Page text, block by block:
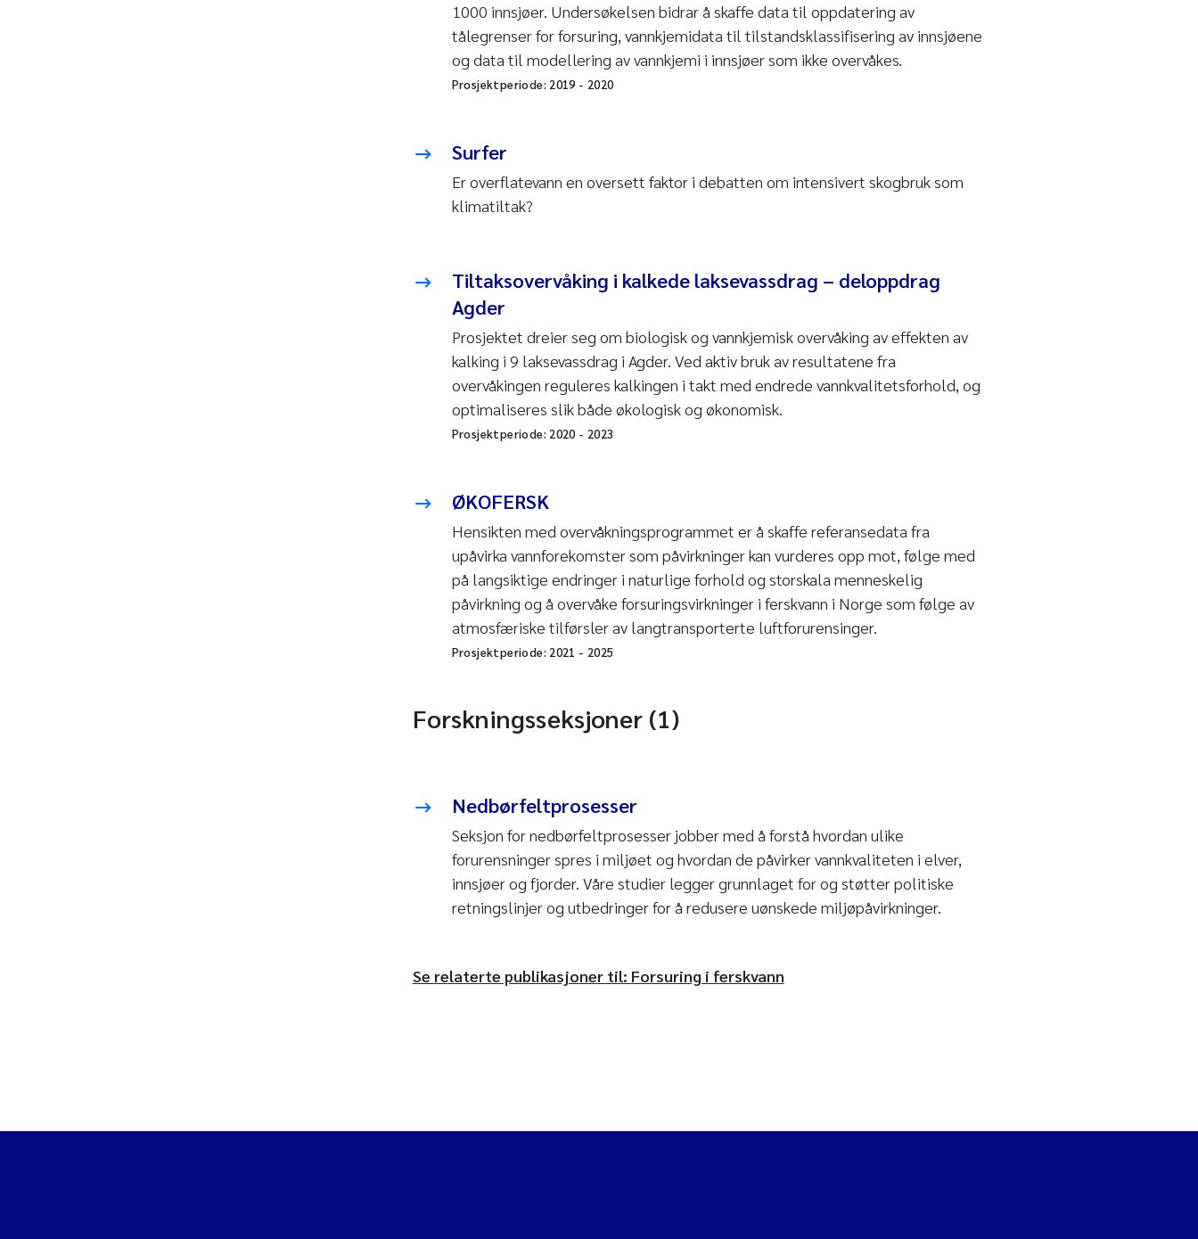
1000 innsjøer. Undersøkelsen bidrar å skaffe data til oppdatering av
tålegrenser for forsuring, vannkjemidata til tilstandsklassifisering av innsjøene
og data til modellering av vannkjemi i innsjøer som ikke overvåkes.
Prosjektperiode: 2019- 2020
Surfer
Er overflatevann en oversett faktor i debatten om intensivert skogbruk som
klimatiltak?
Tiltaksovervåking i kalkede laksevassdrag – deloppdrag
Agder
Prosjektet dreier seg om biologisk og vannkjemisk overvåking av effekten av
kalking i 9 laksevassdrag i Agder. Ved aktiv bruk av resultatene fra
overvåkingen reguleres kalkingen i takt med endrede vannkvalitetsforhold, og
optimaliseres slik både økologisk og økonomisk.
Prosjektperiode: 2020- 2023
ØKOFERSK
Hensikten med overvåkningsprogrammet er å skaffe referansedata fra
upåvirka vannforekomster som påvirkninger kan vurderes opp mot, følge med
på langsiktige endringer i naturlige forhold og storskala menneskelig
påvirkning og å overvåke forsuringsvirkninger i ferskvann i Norge som følge av
atmosfæriske tilførsler av langtransporterte luftforurensinger.
Prosjektperiode: 2021 - 2025
Forskningsseksjoner (1)
Nedbørfeltprosesser
Seksjon for nedbørfeltprosesser jobber med å forstå hvordan ulike
forurensninger spres i miljøet og hvordan de påvirker vannkvaliteten i elver,
innsjøer og fjorder. Våre studier legger grunnlaget for og støtter politiske
retningslinjer og utbedringer for å redusere uønskede miljøpåvirkninger.
Se relaterte publikasjoner til: Forsuring i ferskvann